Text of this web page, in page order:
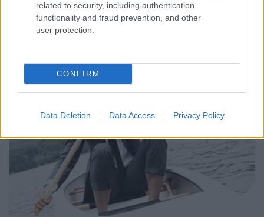
related to security, including authentication
functionality and fraud prevention, and other
user protection.
CONFIRM
Data Deletion Data Access Privacy Policy